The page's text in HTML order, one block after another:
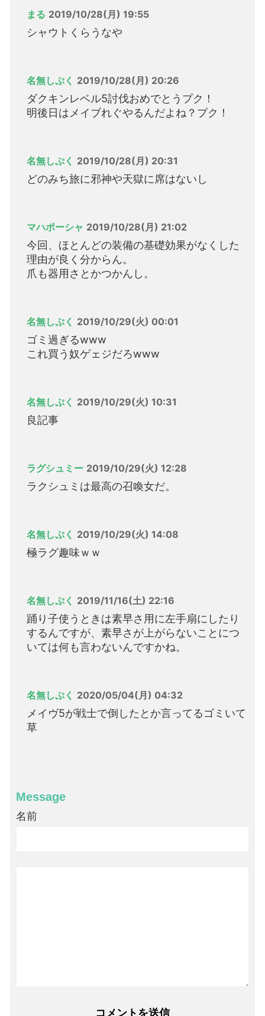
まる 2019/10/28(月) 19:55
シャウトくらうなや
名無しぷく 2019/10/28(月) 20:26
ダクキンレベル5討伐おめでとうプク！
明後日はメイブれぐやるんだよね？プク！
名無しぷく 2019/10/28(月) 20:31
どのみち旅に邪神や天獄に席はないし
マハポーシャ 2019/10/28(月) 21:02
今回、ほとんどの装備の基礎効果がなくした
理由が良く分からん。
爪も器用さとかつかんし。
名無しぷく 2019/10/29(火) 00:01
ゴミ過ぎるwww
これ買う奴ゲェジだろwww
名無しぷく 2019/10/29(火) 10:31
良記事
ラグシュミー 2019/10/29(火) 12:28
ラクシュミは最高の召喚女だ。
名無しぷく 2019/10/29(火) 14:08
極ラグ趣味ｗｗ
名無しぷく 2019/11/16(土) 22:16
踊り子使うときは素早さ用に左手扇にしたり
するんですが、素早さが上がらないことにつ
いては何も言わないんですかね。
名無しぷく 2020/05/04(月) 04:32
メイヴ5が戦士で倒したとか言ってるゴミいて
草
Message
名前